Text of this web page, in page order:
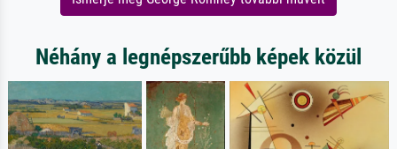
Néhány a legnépszerűbb képek közül